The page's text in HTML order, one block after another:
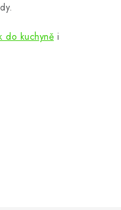
do kuchyně i